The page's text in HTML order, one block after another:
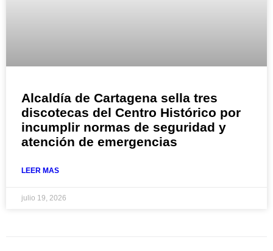
Alcaldía de Cartagena sella tres
discotecas del Centro Histórico por
incumplir normas de seguridad y
atención de emergencias
LEER MAS
julio 19, 2026